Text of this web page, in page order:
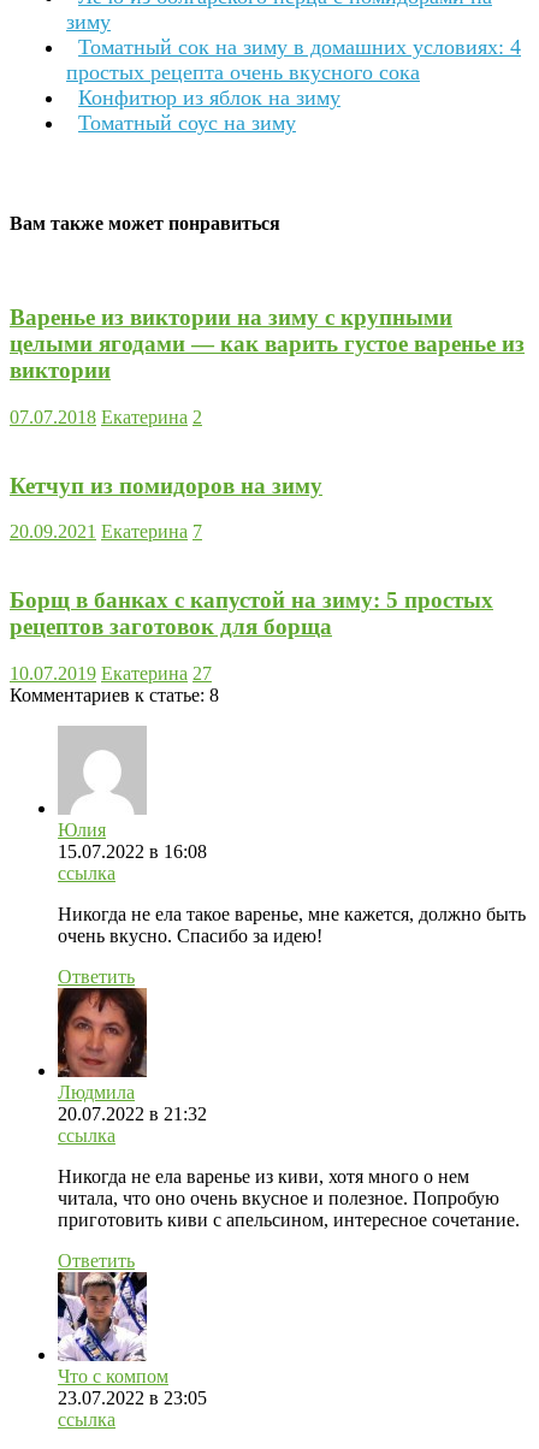
зиму
Томатный сок на зиму в домашних условиях: 4
простых рецепта очень вкусного сока
Конфитюр из яблок на зиму
Томатный соус на зиму
Вам также может понравиться
Варенье из виктории на зиму с крупными
целыми ягодами — как варить густое варенье из
виктории
07.07.2018 Екатерина 2
Кетчуп из помидоров на зиму
20.09.2021 Екатерина 7
Борщ в банках с капустой на зиму: 5 простых
рецептов заготовок для борща
10.07.2019 Екатерина 27
Комментариев к статье: 8
Юлия
15.07.2022 в 16:08
ссылка
Никогда не ела такое варенье, мне кажется, должно быть
очень вкусно. Спасибо за идею!
Ответить
Людмила
20.07.2022 в 21:32
ссылка
Никогда не ела варенье из киви, хотя много о нем
читала, что оно очень вкусное и полезное. Попробую
приготовить киви с апельсином, интересное сочетание.
Ответить
Что с компом
23.07.2022 в 23:05
ссылка